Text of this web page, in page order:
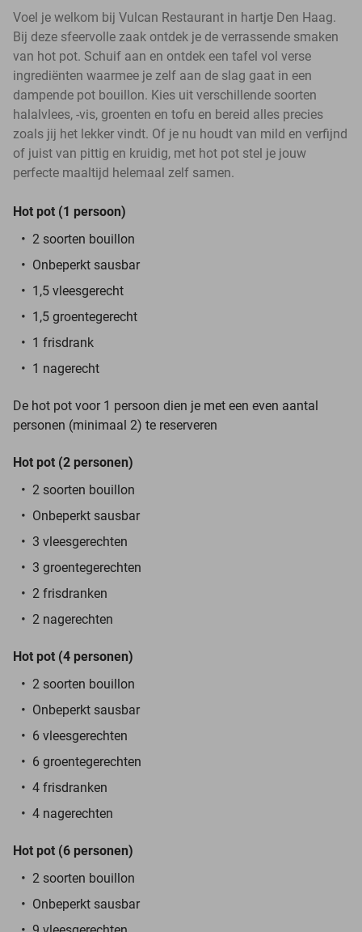
Voel je welkom bij Vulcan Restaurant in hartje Den Haag.
Bij deze sfeervolle zaak ontdek je de verrassende smaken
van hot pot. Schuif aan en ontdek een tafel vol verse
ingrediënten waarmee je zelf aan de slag gaat in een
dampende pot bouillon. Kies uit verschillende soorten
halalvlees, -vis, groenten en tofu en bereid alles precies
zoals jij het lekker vindt. Of je nu houdt van mild en verfijnd
of juist van pittig en kruidig, met hot pot stel je jouw
perfecte maaltijd helemaal zelf samen.
Hot pot (1 persoon)
2 soorten bouillon
Onbeperkt sausbar
1,5 vleesgerecht
1,5 groentegerecht
1 frisdrank
1 nagerecht
De hot pot voor 1 persoon dien je met een even aantal
personen (minimaal 2) te reserveren
Hot pot (2 personen)
2 soorten bouillon
Onbeperkt sausbar
3 vleesgerechten
3 groentegerechten
2 frisdranken
2 nagerechten
Hot pot (4 personen)
2 soorten bouillon
Onbeperkt sausbar
6 vleesgerechten
6 groentegerechten
4 frisdranken
4 nagerechten
Hot pot (6 personen)
2 soorten bouillon
Onbeperkt sausbar